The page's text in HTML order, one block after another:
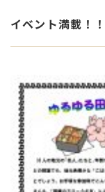
イベント満載！